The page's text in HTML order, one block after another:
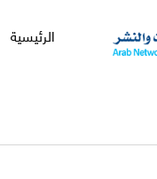
الرئيسية